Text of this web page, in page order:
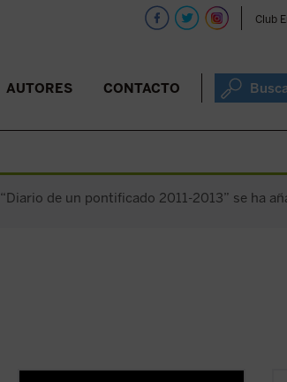
Club
AUTORES CONTACTO
“Diario de un pontificado 2011-2013” se ha